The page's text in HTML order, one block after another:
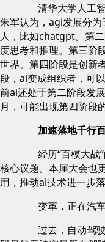
清华大学人工智
朱军认为，agi发展分
人，比如chatgpt。第
度思考和推理。第三阶
世界。第四阶段是创新
段，ai变成组织者，可
前ai还处于第二阶段发
月，可能出现第四阶段
加速落地千行
经历“百模大战”
核心议题。本届大会也
用，推动ai技术进一步落
变革，正在汽车
过去，自动驾驶